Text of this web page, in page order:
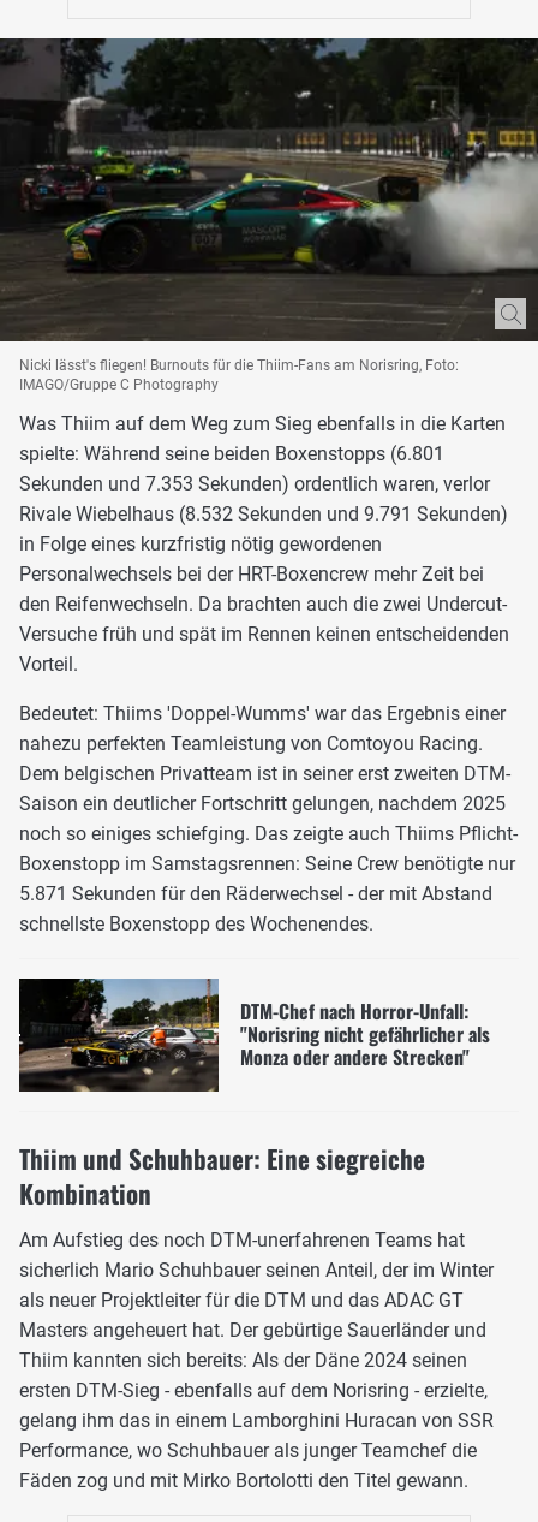
Nicki lässt's fliegen! Burnouts für die Thiim-Fans am Norisring, Foto:
IMAGO/Gruppe C Photography
Was Thiim auf dem Weg zum Sieg ebenfalls in die Karten
spielte: Während seine beiden Boxenstopps (6.801
Sekunden und 7.353 Sekunden) ordentlich waren, verlor
Rivale Wiebelhaus (8.532 Sekunden und 9.791 Sekunden)
in Folge eines kurzfristig nötig gewordenen
Personalwechsels bei der HRT-Boxencrew mehr Zeit bei
den Reifenwechseln. Da brachten auch die zwei Undercut-
Versuche früh und spät im Rennen keinen entscheidenden
Vorteil.
Bedeutet: Thiims 'Doppel-Wumms' war das Ergebnis einer
nahezu perfekten Teamleistung von Comtoyou Racing.
Dem belgischen Privatteam ist in seiner erst zweiten DTM-
Saison ein deutlicher Fortschritt gelungen, nachdem 2025
noch so einiges schiefging. Das zeigte auch Thiims Pflicht-
Boxenstopp im Samstagsrennen: Seine Crew benötigte nur
5.871 Sekunden für den Räderwechsel - der mit Abstand
schnellste Boxenstopp des Wochenendes.
DTM-Chef nach Horror-Unfall:
"Norisring nicht gefährlicher als
Monza oder andere Strecken"
Thiim und Schuhbauer: Eine siegreiche
Kombination
Am Aufstieg des noch DTM-unerfahrenen Teams hat
sicherlich Mario Schuhbauer seinen Anteil, der im Winter
als neuer Projektleiter für die DTM und das ADAC GT
Masters angeheuert hat. Der gebürtige Sauerländer und
Thiim kannten sich bereits: Als der Däne 2024 seinen
ersten DTM-Sieg - ebenfalls auf dem Norisring - erzielte,
gelang ihm das in einem Lamborghini Huracan von SSR
Performance, wo Schuhbauer als junger Teamchef die
Fäden zog und mit Mirko Bortolotti den Titel gewann.